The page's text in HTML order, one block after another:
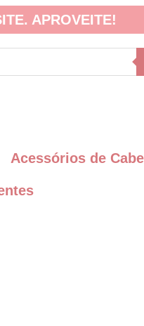
APROVEITE!
Acessórios de